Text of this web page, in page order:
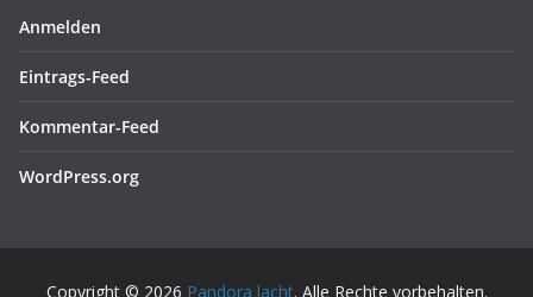
Anmelden
Eintrags-Feed
Kommentar-Feed
WordPress.org
Copyright © 2026 Pandora lacht. Alle Rechte vorbehalten.